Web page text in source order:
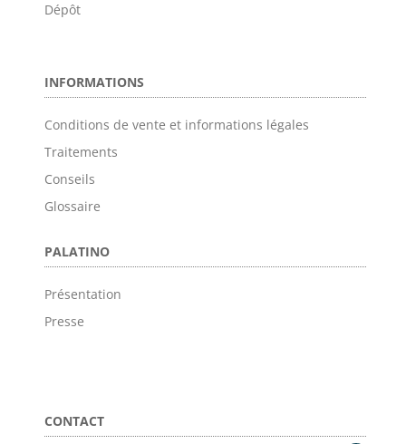
Dépôt
INFORMATIONS
Conditions de vente et informations légales
Traitements
Conseils
Glossaire
PALATINO
Présentation
Presse
CONTACT